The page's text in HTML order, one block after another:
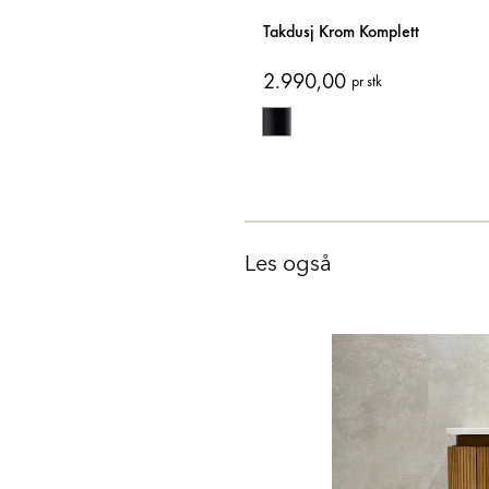
Takdusj Krom Komplett
2.990,00 pr stk
Les også